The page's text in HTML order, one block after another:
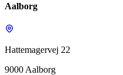
Aalborg
Hattemagervej 22
9000 Aalborg